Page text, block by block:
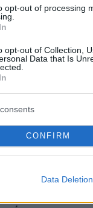
opt-out of processing
opt-out of Collection,
Data that Is
CONFIRM
Data Deletion
ο Τάβος
protothema.gr
Ειδήσεις
στο